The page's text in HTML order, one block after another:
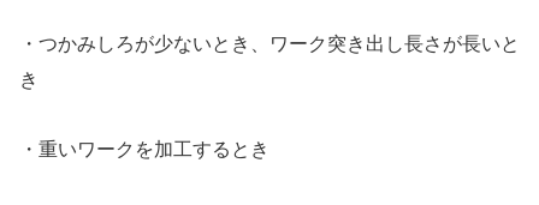
・つかみしろが少ないとき、ワーク突き出し長さが長いと
き
・重いワークを加工するとき